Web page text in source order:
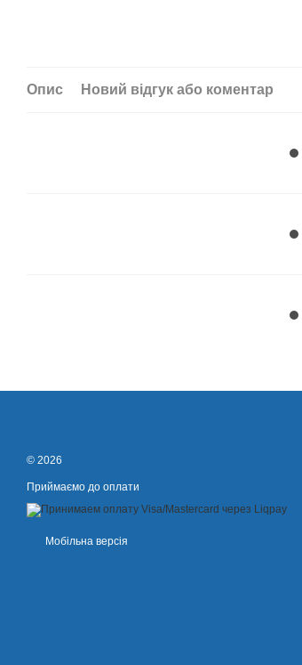
Опис Новий відгук або коментар
© 2026
Приймаємо до оплати
Мобільна версія